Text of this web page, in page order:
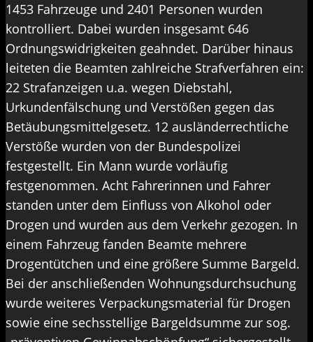
1453 Fahrzeuge und 2401 Personen wurden
kontrolliert. Dabei wurden insgesamt 646
Ordnungswidrigkeiten geahndet. Darüber hinaus
leiteten die Beamten zahlreiche Strafverfahren ein:
22 Strafanzeigen u.a. wegen Diebstahl,
Urkundenfälschung und Verstößen gegen das
Betäubungsmittelgesetz. 12 ausländerrechtliche
Verstöße wurden von der Bundespolizei
festgestellt. Ein Mann wurde vorläufig
festgenommen. Acht Fahrerinnen und Fahrer
standen unter dem Einfluss von Alkohol oder
Drogen und wurden aus dem Verkehr gezogen. In
einem Fahrzeug fanden Beamte mehrere
Drogentütchen und eine größere Summe Bargeld.
Bei der anschließenden Wohnungsdurchsuchung
wurde weiteres Verpackungsmaterial für Drogen
sowie eine sechsstellige Bargeldsumme zur sog.